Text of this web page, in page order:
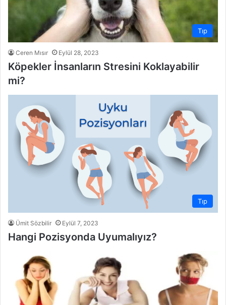
Tıp
Ceren Mısır Eylül 28, 2023
Köpekler İnsanların Stresini Koklayabilir
mi?
Tıp
Ümit Sözbilir Eylül 7, 2023
Hangi Pozisyonda Uyumalıyız?